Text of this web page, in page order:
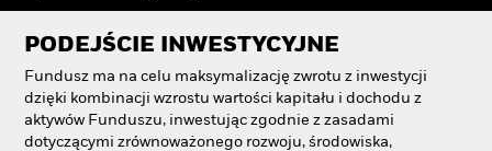
PODEJŚCIE INWESTYCYJNE
Fundusz ma na celu maksymalizację zwrotu z inwestycji
dzięki kombinacji wzrostu wartości kapitału i dochodu z
aktywów Funduszu, inwestując zgodnie z zasadami
dotyczącymi zrównoważonego rozwoju, środowiska,